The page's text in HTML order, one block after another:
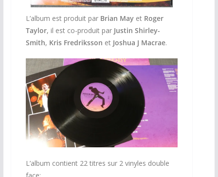
L’album est produit par Brian Mayet Roger
Taylor, il est co-produit par Justin Shirley-
Smith, Kris Fredriksson et Joshua J Macrae.
L’album contient 22 titres sur 2 vinyles double